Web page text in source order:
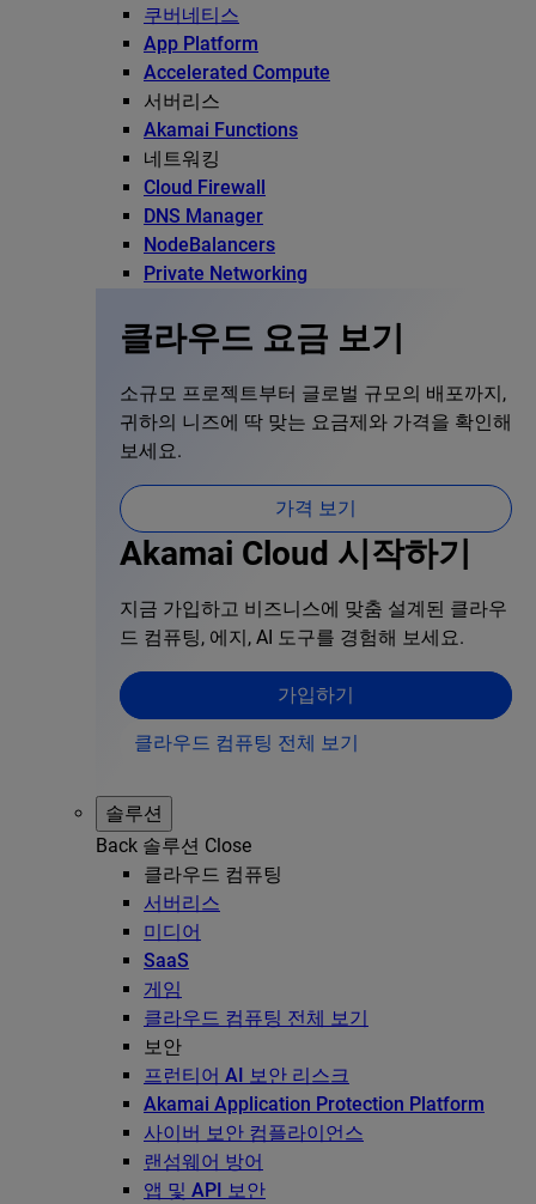
쿠버네티스
App Platform
Accelerated Compute
서버리스
Akamai Functions
네트워킹
Cloud Firewall
DNS Manager
NodeBalancers
Private Networking
클라우드 요금 보기
소규모 프로젝트부터 글로벌 규모의 배포까지,
귀하의 니즈에 딱 맞는 요금제와 가격을 확인해
보세요.
가격 보기
Akamai Cloud 시작하기
지금 가입하고 비즈니스에 맞춤 설계된 클라우
드 컴퓨팅, 에지, AI 도구를 경험해 보세요.
가입하기
클라우드 컴퓨팅 전체 보기
솔루션
Back 솔루션 Close
클라우드 컴퓨팅
서버리스
미디어
SaaS
게임
클라우드 컴퓨팅 전체 보기
보안
프런티어 AI 보안 리스크
Akamai Application Protection Platform
사이버 보안 컴플라이언스
랜섬웨어 방어
앱 및 API 보안